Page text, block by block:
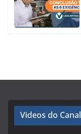
Videos do Canal